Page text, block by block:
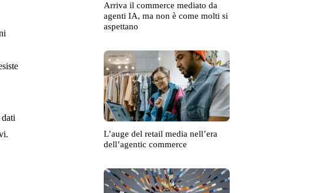
Arriva il commerce mediato da
agenti IA, ma non è come molti si
aspettano
L’auge del retail media nell’era
dell’agentic commerce